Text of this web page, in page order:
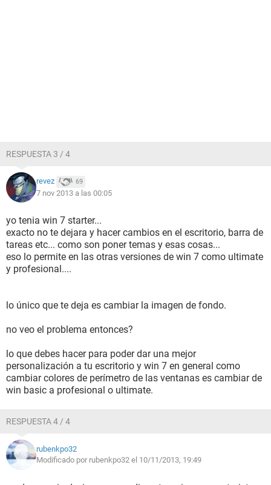
RESPUESTA 3 / 4
revez 69
7 nov 2013 a las 00:05
yo tenia win 7 starter...
exacto no te dejara y hacer cambios en el escritorio, barra de
tareas etc... como son poner temas y esas cosas...
eso lo permite en las otras versiones de win 7 como ultimate
y profesional....
lo único que te deja es cambiar la imagen de fondo.
no veo el problema entonces?
lo que debes hacer para poder dar una mejor
personalización a tu escritorio y win 7 en general como
cambiar colores de perímetro de las ventanas es cambiar de
win basic a profesional o ultimate.
RESPUESTA 4 / 4
rubenkpo32
Modificado por rubenkpo32 el 10/11/2013, 19:49